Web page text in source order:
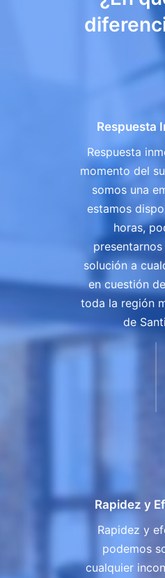
Respuesta
Respuesta
momento del
somos una
estamos
horas,
solución a
en cuestión
toda la región
de
Rapidez y
Rapidez y
podemos
cualquier